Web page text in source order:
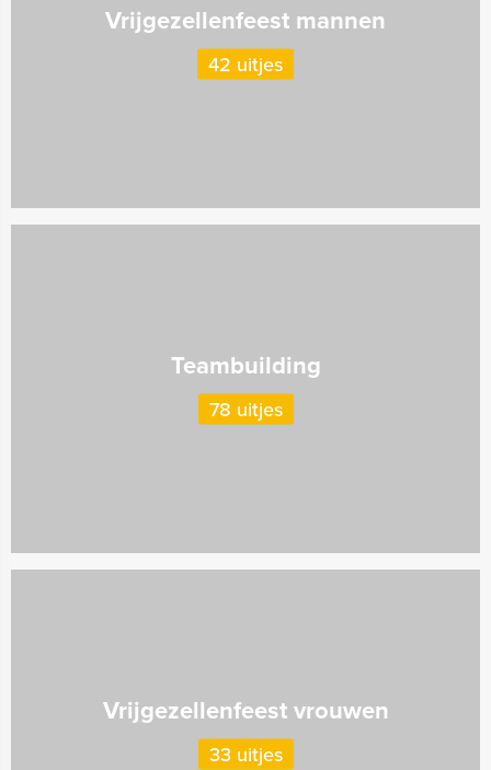
Vrijgezellenfeest mannen
42 uitjes
Teambuilding
78 uitjes
Vrijgezellenfeest vrouwen
33 uitjes